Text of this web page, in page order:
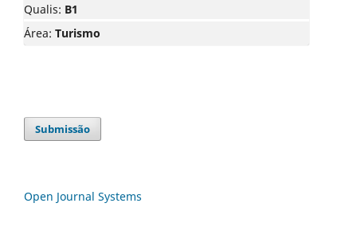
Qualis: B1
Área: Turismo
Submissão
Open Journal Systems